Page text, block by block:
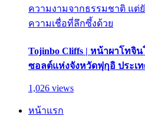
ความงามจากธรรมชาติ แต่
ความเชื่อที่ลึกซึ้งด้วย
Tojinbo Cliffs | หน้าผาโทจิ
ซอลต์แห่งจังหวัดฟุกุอิ ประเ
1,026 views
หน้าแรก